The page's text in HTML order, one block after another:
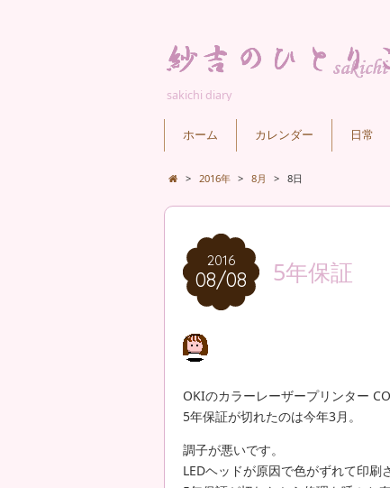
sakichi diary
ホーム カレンダー 日常
> 2016年 > 8月 > 8日
2016
08/08
2016
08/08 5年保証
OKIのカラーレーザープリンター
5年保証が切れたのは今年3月。
調子が悪いです。
LEDヘッドが原因で色がずれて印刷